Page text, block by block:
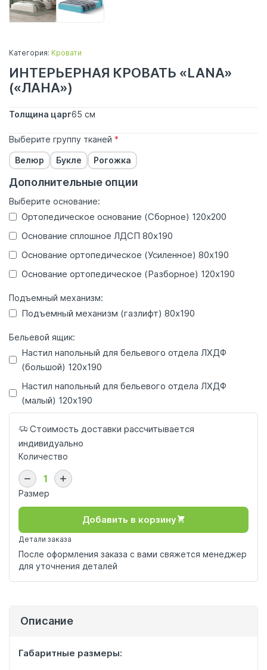
Категория: Кровати
ИНТЕРЬЕРНАЯ КРОВАТЬ «LANA»
(«ЛАНА»)
Толщина царг65 см
Выберите группу тканей *
Велюр Букле Рогожка
Дополнительные опции
Выберите основание:
Ортопедическое основание (Сборное) 120x200
Основание сплошное ЛДСП 80x190
Основание ортопедическое (Усиленное) 80x190
Основание ортопедическое (Разборное) 120x190
Подъемный механизм:
Подъемный механизм (газлифт) 80x190
Бельевой ящик:
Настил напольный для бельевого отдела ЛХДФ
(большой) 120x190
Настил напольный для бельевого отдела ЛХДФ
(малый) 120x190
Стоимость доставки рассчитывается
индивидуально
Количество
Размер
Добавить в корзину
Детали заказа
После оформления заказа с вами свяжется менеджер
для уточнения деталей
Описание
Габаритные размеры: